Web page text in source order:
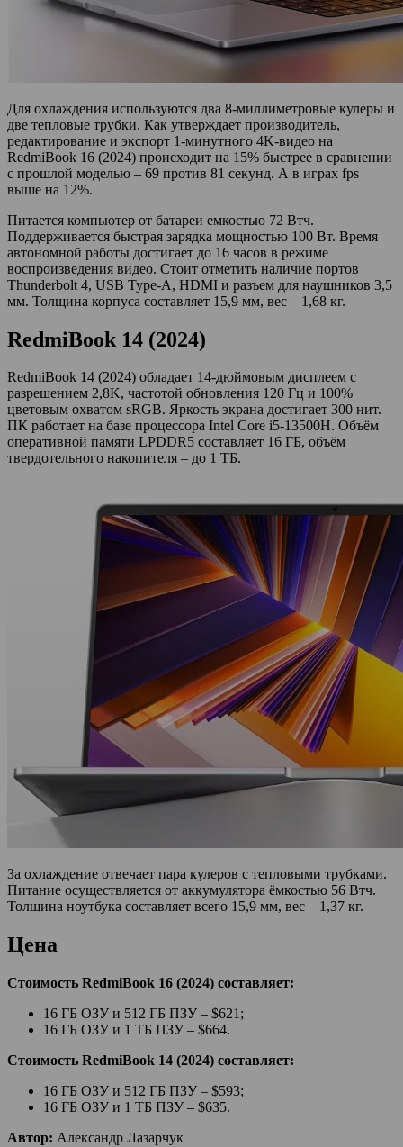
Для охлаждения используются два 8-миллиметровые кулеры и
две тепловые трубки. Как утверждает производитель,
редактирование и экспорт 1-минутного 4K-видео на
RedmiBook 16 (2024) происходит на 15% быстрее в сравнении
с прошлой моделью – 69 против 81 секунд. А в играх fps
выше на 12%.
Питается компьютер от батареи емкостью 72 Втч.
Поддерживается быстрая зарядка мощностью 100 Вт. Время
автономной работы достигает до 16 часов в режиме
воспроизведения видео. Стоит отметить наличие портов
Thunderbolt 4, USB Type-A, HDMI и разъем для наушников 3,5
мм. Толщина корпуса составляет 15,9 мм, вес – 1,68 кг.
RedmiBook 14 (2024)
RedmiBook 14 (2024) обладает 14-дюймовым дисплеем с
разрешением 2,8K, частотой обновления 120 Гц и 100%
цветовым охватом sRGB. Яркость экрана достигает 300 нит.
ПК работает на базе процессора Intel Core i5-13500H. Объём
оперативной памяти LPDDR5 составляет 16 ГБ, объём
твердотельного накопителя – до 1 ТБ.
За охлаждение отвечает пара кулеров с тепловыми трубками.
Питание осуществляется от аккумулятора ёмкостью 56 Втч.
Толщина ноутбука составляет всего 15,9 мм, вес – 1,37 кг.
Цена
Стоимость RedmiBook 16 (2024) составляет:
16 ГБ ОЗУ и 512 ГБ ПЗУ – $621;
16 ГБ ОЗУ и 1 ТБ ПЗУ – $664.
Стоимость RedmiBook 14 (2024) составляет:
16 ГБ ОЗУ и 512 ГБ ПЗУ – $593;
16 ГБ ОЗУ и 1 ТБ ПЗУ – $635.
Автор: Александр Лазарчук